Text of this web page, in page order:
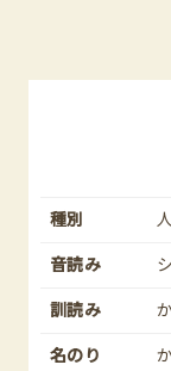
種別
音読み
訓読み
名のり